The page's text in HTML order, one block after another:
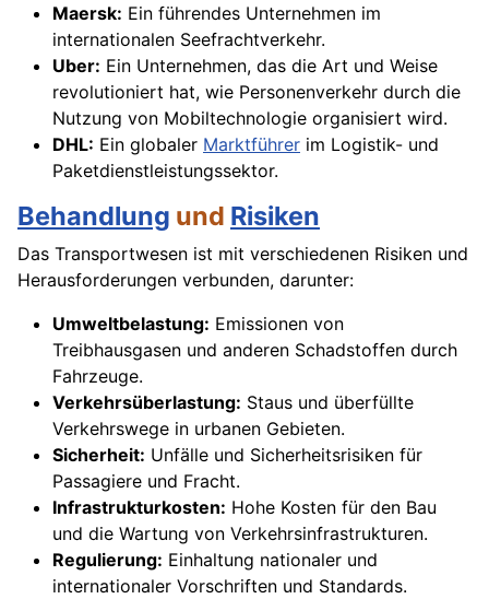
Maersk: Ein führendes Unternehmen im
internationalen Seefrachtverkehr.
Uber: Ein Unternehmen, das die Art und Weise
revolutioniert hat, wie Personenverkehr durch die
Nutzung von Mobiltechnologie organisiert wird.
DHL: Ein globaler Marktführer im Logistik- und
Paketdienstleistungssektor.
Behandlung und Risiken
Das Transportwesen ist mit verschiedenen Risiken und
Herausforderungen verbunden, darunter:
Umweltbelastung: Emissionen von
Treibhausgasen und anderen Schadstoffen durch
Fahrzeuge.
Verkehrsüberlastung: Staus und überfüllte
Verkehrswege in urbanen Gebieten.
Sicherheit: Unfälle und Sicherheitsrisiken für
Passagiere und Fracht.
Infrastrukturkosten: Hohe Kosten für den Bau
und die Wartung von Verkehrsinfrastrukturen.
Regulierung: Einhaltung nationaler und
internationaler Vorschriften und Standards.